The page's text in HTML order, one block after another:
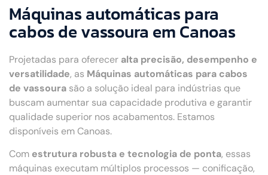
Máquinas automáticas para
cabos de vassoura em Canoas
Projetadas para oferecer alta precisão, desempenho e
versatilidade, as Máquinas automáticas para cabos
de vassoura são a solução ideal para indústrias que
buscam aumentar sua capacidade produtiva e garantir
qualidade superior nos acabamentos. Estamos
disponíveis em Canoas.
Com estrutura robusta e tecnologia de ponta, essas
máquinas executam múltiplos processos — conificação,